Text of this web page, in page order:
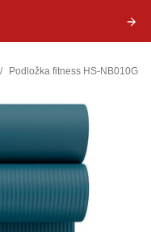
/ Podložka fitness HS-NB010GM